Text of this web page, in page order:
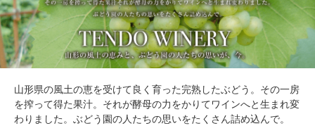
山形県の風土の恵を受けて良く育った完熟したぶどう。その一房
を搾って得た果汁。それが酵母の力をかりてワインへと生まれ変
わりました。ぶどう園の人たちの思いをたくさん詰め込んで。